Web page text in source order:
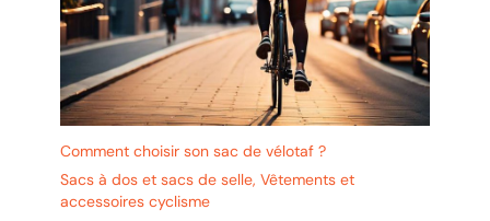
Comment choisir son sac de vélotaf ?
Sacs à dos et sacs de selle, Vêtements et
accessoires cyclisme